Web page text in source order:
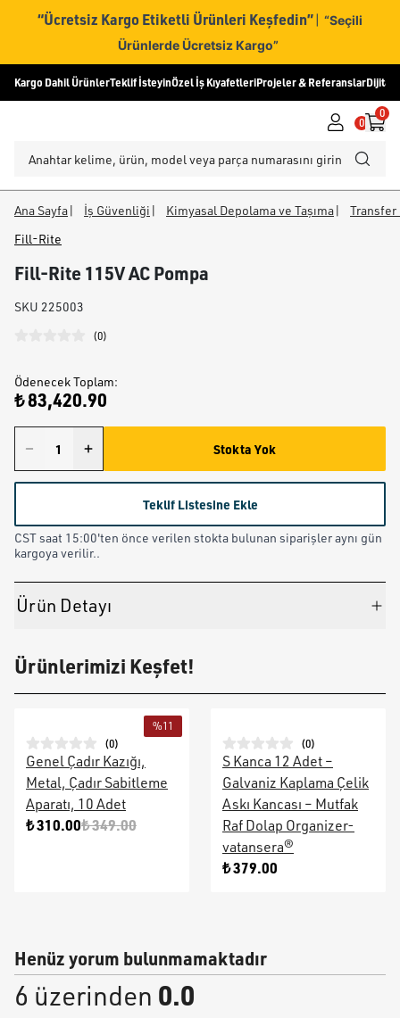
“Ücretsiz Kargo Etiketli Ürünleri Keşfedin” | “Seçili
Ürünlerde Ücretsiz Kargo”
Kargo Dahil ÜrünlerTeklif İsteyinÖzel İş KıyafetleriProjeler & ReferanslarDijital
0
0
Ana Sayfa| İş Güvenliği | Kimyasal Depolama ve Taşıma|
Transfer
Fill-Rite
Fill-Rite 115V AC Pompa
SKU 225003
(0)
Ödenecek Toplam:
₺ 83,420.90
Stokta Yok
Teklif Listesine Ekle
CST saat 15:00'ten önce verilen stokta bulunan siparişler aynı gün
kargoya verilir..
Ürün Detayı
Ürünlerimizi Keşfet!
%11
(0)
Genel Çadır Kazığı,
Metal, Çadır Sabitleme
Aparatı, 10 Adet
₺ 310.00₺ 349.00
(0)
S Kanca 12 Adet –
Galvaniz Kaplama Çelik
Askı Kancası – Mutfak
Raf Dolap Organizer-
vatansera®
₺ 379.00
Henüz yorum bulunmamaktadır
6 üzerinden 0.0